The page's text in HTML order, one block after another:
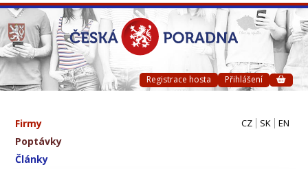
Registrace hosta Přihlášení
Firmy
Poptávky
Články
CZ SK EN